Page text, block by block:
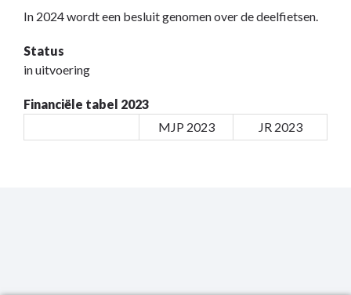
In 2024 wordt een besluit genomen over de deelfietsen.
Status
in uitvoering
Financiële tabel 2023
MJP 2023
JR 2023